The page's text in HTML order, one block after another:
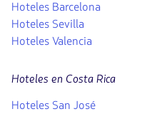
Hoteles Barcelona
Hoteles Sevilla
Hoteles Valencia
Hoteles en Costa Rica
Hoteles San José